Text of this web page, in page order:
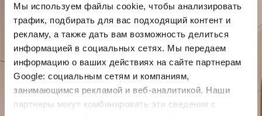
Мы используем файлы cookie, чтобы анализировать
трафик, подбирать для вас подходящий контент и
рекламу, а также дать вам возможность делиться
информацией в социальных сетях. Мы передаем
информацию о ваших действиях на сайте партнерам
Google: социальным сетям и компаниям,
занимающимся рекламой и веб-аналитикой. Наши
партнеры могут комбинировать эти сведения с
Спланируйте свой особенный